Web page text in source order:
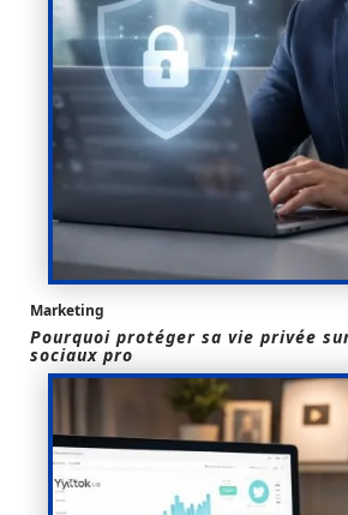
Marketing
Pourquoi protéger sa vie privée
sociaux pro